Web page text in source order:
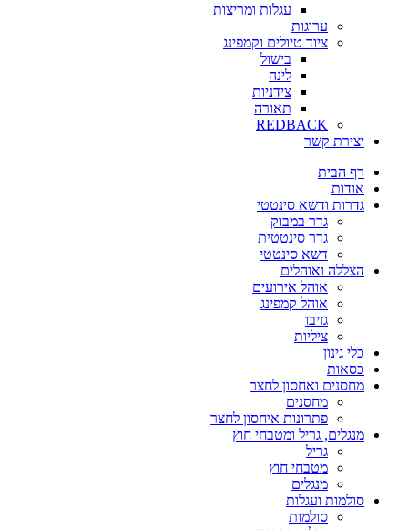
עגלות ומריצות
ערוגות
ציוד טיולים וקמפינג
בישול
לינה
צידניות
תאורה
REDBACK
יצירת קשר
דף הבית
אודות
גדרות ודשא סינטטי
גדר במבוק
גדר סינטטית
דשא סינטטי
הצללה ואוהלים
אוהל אירועים
אוהל קמפינג
גזיבו
ציליות
כלי גינון
כסאות
מחסנים ואחסון לחצר
מחסנים
פתרונות איחסון לחצר
מנגלים, גריל ומטבחי חוץ
גריל
מטבחי חוץ
מנגלים
סולמות ועגלות
סולמות